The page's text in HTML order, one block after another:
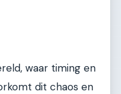
waar timing en
dit chaos en